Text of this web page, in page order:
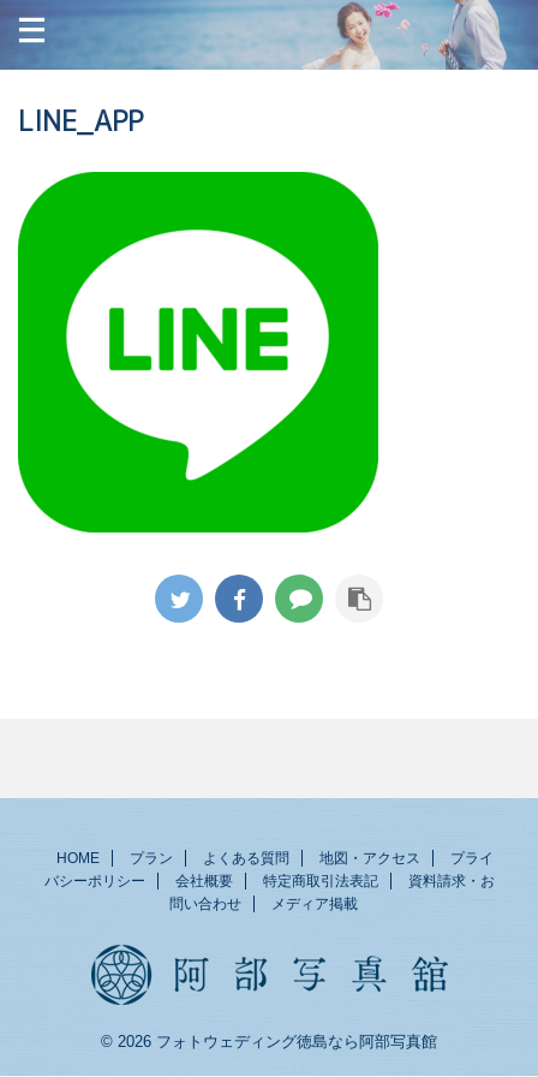
LINE_APP
HOME プラン よくある質問 地図・アクセス
プライ
バシーポリシー
会社概要 特定商取引法表記
資料請求・お
問い合わせ
メディア掲載
© 2026 フォトウェディング徳島なら阿部写真館